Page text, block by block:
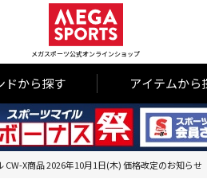
メガスポーツ公式オンラインショップ
ドから探す アイテムから
CW-X商品 2026年10月1日(木) 価格改定のお知らせ